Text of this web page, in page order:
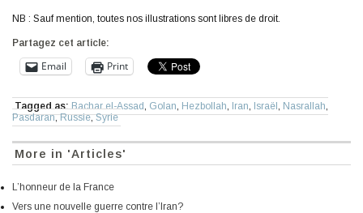
NB : Sauf mention, toutes nos illustrations sont libres de droit.
Partagez cet article:
Email Print
Tagged as: Bachar el-Assad, Golan, Hezbollah, Iran, Israël, Nasrallah,
Pasdaran,Russie,Syrie
More in 'Articles'
L’honneur de la France
Vers une nouvelle guerre contre l’Iran?